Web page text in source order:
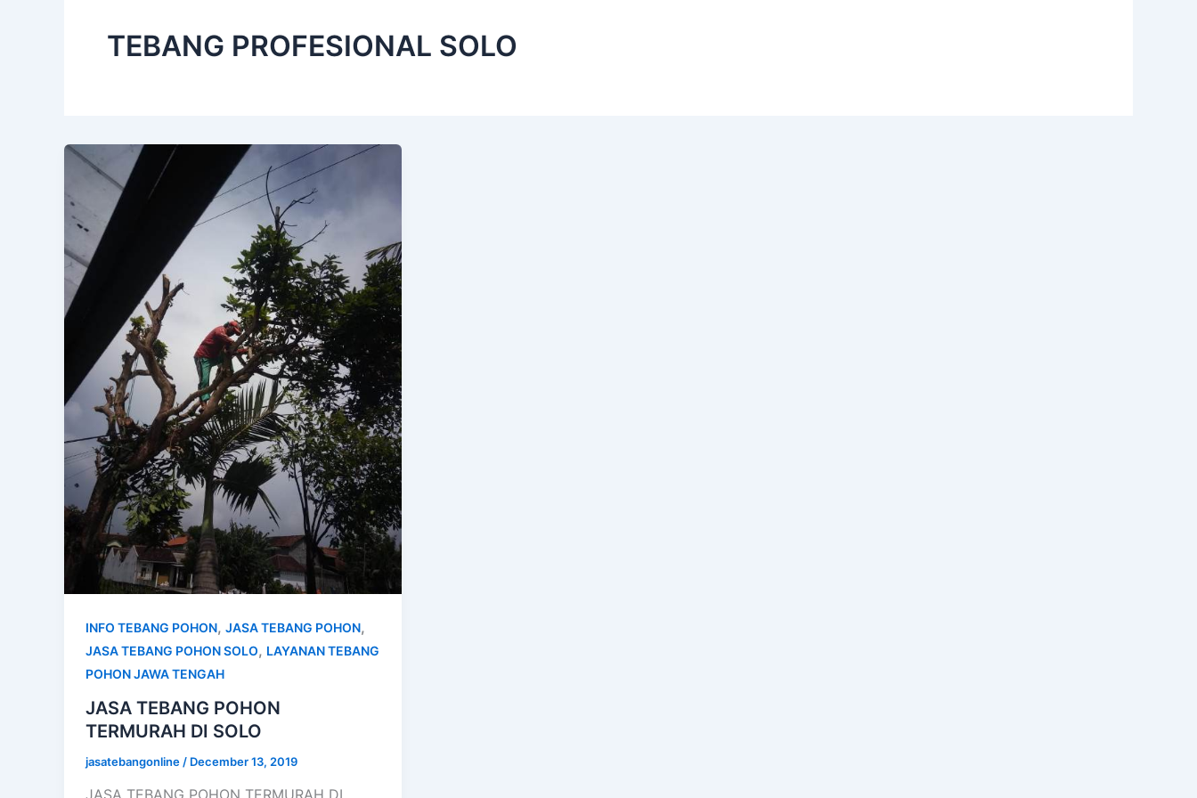
TEBANG PROFESIONAL SOLO
INFO TEBANG POHON, JASA TEBANG POHON,
JASA TEBANG POHON SOLO, LAYANAN TEBANG
POHON JAWA TENGAH
JASA TEBANG POHON
TERMURAH DI SOLO
jasatebangonline / December 13, 2019